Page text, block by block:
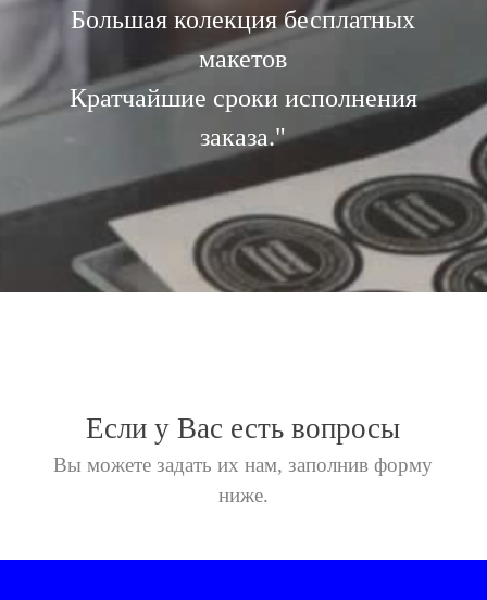
Большая колекция бесплатных
макетов
Кратчайшие сроки исполнения
заказа."
Если у Вас есть вопросы
Вы можете задать их нам, заполнив форму
ниже.